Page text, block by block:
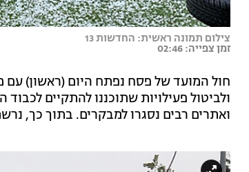
צילום תמונה ראשית: החדשות 13
זמן צפייה: 02:46
חול המועד של פסח נפתח היום (ראשון) עם
ואתרים רבים נסגרו למבקרים. בתוך כך,